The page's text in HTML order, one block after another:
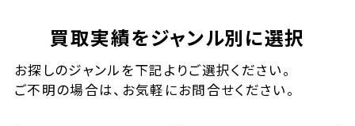
買取実績をジャンル別に選択
お探しのジャンルを下記よりご選択ください。
ご不明の場合は、お気軽にお問合せください。